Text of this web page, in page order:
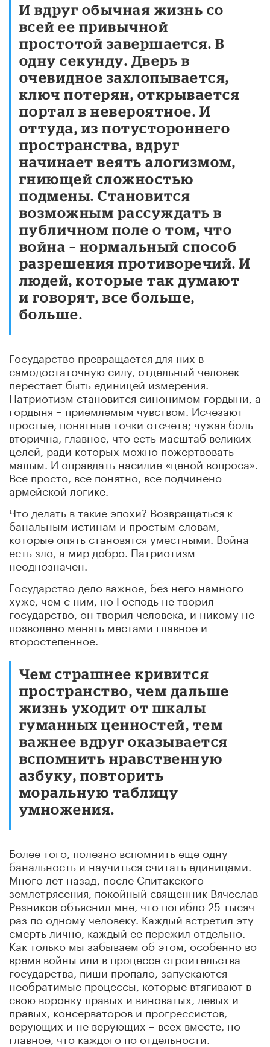
И вдруг обычная жизнь со
всей ее привычной
простотой завершается. В
одну секунду. Дверь в
очевидное захлопывается,
ключ потерян, открывается
портал в невероятное. И
оттуда, из потустороннего
пространства, вдруг
начинает веять алогизмом,
гниющей сложностью
подмены. Становится
возможным рассуждать в
публичном поле о том, что
война – нормальный способ
разрешения противоречий. И
людей, которые так думают
и говорят, все больше,
больше.
Государство превращается для них в
самодостаточную силу, отдельный человек
перестает быть единицей измерения.
Патриотизм становится синонимом гордыни, а
гордыня – приемлемым чувством. Исчезают
простые, понятные точки отсчета; чужая боль
вторична, главное, что есть масштаб великих
целей, ради которых можно пожертвовать
малым. И оправдать насилие «ценой вопроса».
Все просто, все понятно, все подчинено
армейской логике.
Что делать в такие эпохи? Возвращаться к
банальным истинам и простым словам,
которые опять становятся уместными. Война
есть зло, а мир добро. Патриотизм
неоднозначен.
Государство дело важное, без него намного
хуже, чем с ним, но Господь не творил
государство, он творил человека, и никому не
позволено менять местами главное и
второстепенное.
Чем страшнее кривится
пространство, чем дальше
жизнь уходит от шкалы
гуманных ценностей, тем
важнее вдруг оказывается
вспомнить нравственную
азбуку, повторить
моральную таблицу
умножения.
Более того, полезно вспомнить еще одну
банальность и научиться считать единицами.
Много лет назад, после Спитакского
землетрясения, покойный священник Вячеслав
Резников объяснил мне, что погибло 25 тысяч
раз по одному человеку. Каждый встретил эту
смерть лично, каждый ее пережил отдельно.
Как только мы забываем об этом, особенно во
время войны или в процессе строительства
государства, пиши пропало, запускаются
необратимые процессы, которые втягивают в
свою воронку правых и виноватых, левых и
правых, консерваторов и прогрессистов,
верующих и не верующих – всех вместе, но
главное, что каждого по отдельности.